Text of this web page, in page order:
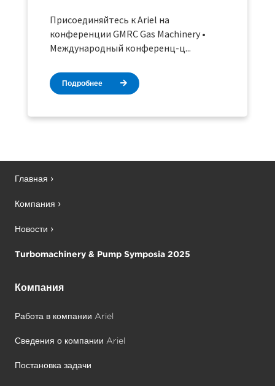
Присоединяйтесь к Ariel на
конференции GMRC Gas Machinery •
Международный конференц-ц...
Подробнее
Главная
Компания
Новости
Turbomachinery & Pump Symposia 2025
Компания
Работа в компании Ariel
Сведения о компании Ariel
Постановка задачи